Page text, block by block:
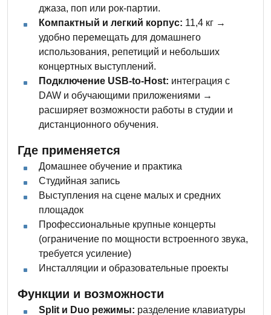
джаза, поп или рок-партии.
Компактный и легкий корпус: 11,4 кг →
удобно перемещать для домашнего
использования, репетиций и небольших
концертных выступлений.
Подключение USB-to-Host: интеграция с
DAW и обучающими приложениями →
расширяет возможности работы в студии и
дистанционного обучения.
Где применяется
Домашнее обучение и практика
Студийная запись
Выступления на сцене малых и средних
площадок
Профессиональные крупные концерты
(ограничение по мощности встроенного звука,
требуется усиление)
Инсталляции и образовательные проекты
Функции и возможности
Split и Duo режимы: разделение клавиатуры